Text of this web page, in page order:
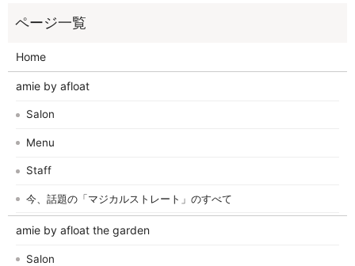
Home
amie by afloat
Salon
Menu
Staff
今、話題の「マジカルストレート」のすべて
amie by afloat the garden
Salon